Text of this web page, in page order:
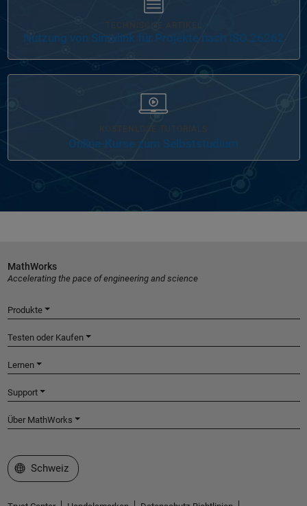
TECHNISCHE ARTIKEL
Nutzung von Simulink für Projekte nach ISO 26262
KOSTENLOSE TUTORIALS
Online-Kurse zum Selbststudium
MathWorks
Accelerating the pace of engineering and science
Produkte
Testen oder Kaufen
Lernen
Support
Über MathWorks
Website auswählen
Schweiz